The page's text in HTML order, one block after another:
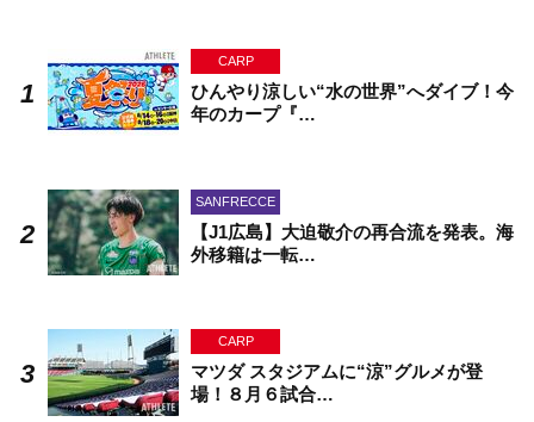
CARP
ひんやり涼しい“水の世界”へダイブ！今
年のカープ『…
SANFRECCE
【J1広島】大迫敬介の再合流を発表。海
外移籍は一転…
CARP
マツダ スタジアムに“涼”グルメが登
場！８月６試合…